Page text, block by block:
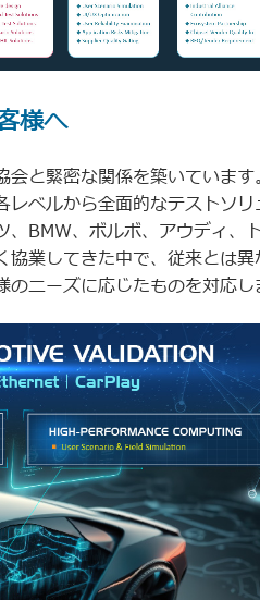
様へ
と緊密な関係を築いていま
ベルから全面的なテストソ
BMW、ボルボ、アウディ、
業してきた中で、従来とは
ニーズに応じたものを対応し